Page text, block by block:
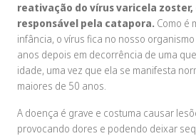
reativação do vírus varicela zoster,
responsável pela catapora. Como é
infância, o vírus fica no nosso
anos depois em decorrência de uma
idade, uma vez que ela se manifesta
maiores de 50 anos.
A doença é grave e costuma causar
provocando dores e podendo deixar